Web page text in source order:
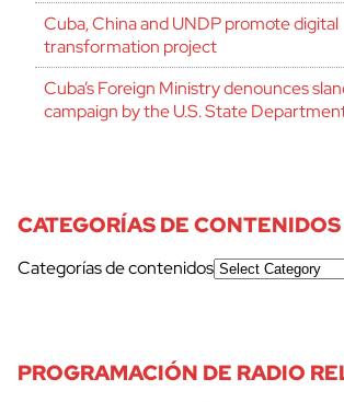
Cuba, China and UNDP promote digital
transformation project
Cuba’s Foreign Ministry denounces
campaign by the U.S. State
CATEGORÍAS DE CONTENIDOS
Categorías de contenidos
PROGRAMACIÓN DE RADIO